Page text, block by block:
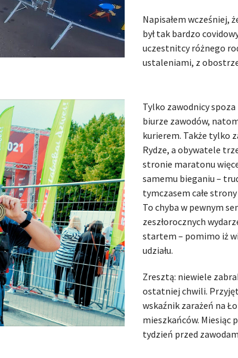
Napisałem wcześniej,
był tak bardzo
uczestnitcy różnego
ustaleniami, z
Tylko zawodnicy
biurze zawodów,
kurierem. Także tylko
Rydze, a obywatele
stronie maratonu
samemu bieganiu –
tymczasem całe
To chyba w pewnym
zeszłorocznych
startem – pomimo iż
udziału.
Zresztą: niewiele
ostatniej chwili.
wskaźnik zarażeń na
mieszkańców. Miesiąc
tydzień przed